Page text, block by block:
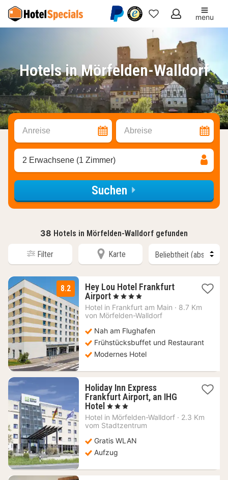
Meine
Favoriten
menu
Hotels in Mörfelden-Walldorf
Anreise Abreise
2 Erwachsene (1 Zimmer)
Suchen
38 Hotels in Mörfelden-Walldorf gefunden
Filter Karte
8.2
Hey Lou Hotel Frankfurt
Airport 2
Nächte
ab
€
, 4 Sterne
Hotel in Frankfurt am Main · 8.7 Km
von Mörfelden-Walldorf
Nah am Flughafen
Frühstücksbuffet und Restaurant
Modernes Hotel
Holiday Inn Express
Frankfurt Airport, an IHG
Hotel 1
Nacht
ab
€
, 3 Sterne
Hotel in Mörfelden-Walldorf · 2.3 Km
vom Stadtzentrum
Gratis WLAN
Aufzug